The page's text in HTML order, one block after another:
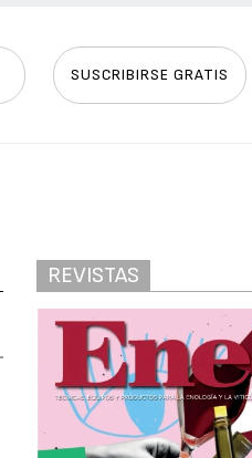
SUSCRIBIRSE GRATIS
REVISTAS